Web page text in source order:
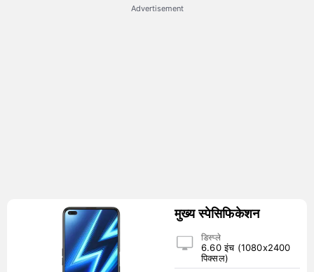
Advertisement
मुख्य स्पेसिफिकेशन
डिस्प्ले
6.60 इंच (1080x2400
पिक्सल)